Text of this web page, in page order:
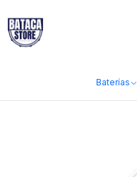
Baterías